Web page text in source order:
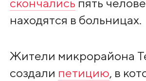
скончались пять
находятся в больницах.
Жители микрорайона
создали петицию, в